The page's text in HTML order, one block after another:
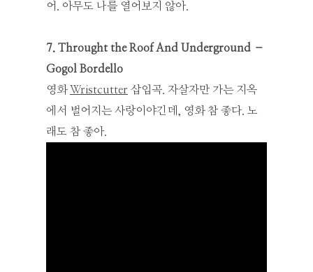
어. 아무도 나를 열어보지 않아.
7. Throught the Roof And Underground –
Gogol Bordello
영화 Wristcutter 삽입곡. 자살자만 가는 지옥
에서 벌어지는 사랑이야긴데, 영화 참 좋다. 노
래도 참 좋아.